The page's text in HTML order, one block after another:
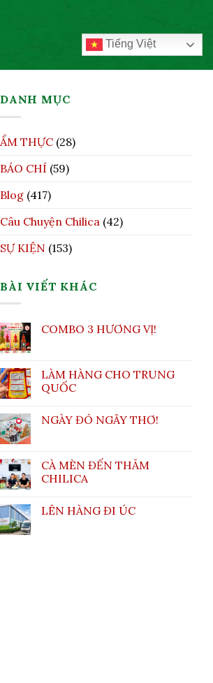
Tiếng Việt
DANH MỤC
ẨM THỰC (28)
BÁO CHÍ (59)
Blog (417)
Câu Chuyện Chilica (42)
SỰ KIỆN (153)
BÀI VIẾT KHÁC
COMBO 3 HƯƠNG VỊ!
LÀM HÀNG CHO TRUNG
QUỐC
NGÀY ĐÓ NGÂY THƠ!
CÀ MÈN ĐẾN THĂM
CHILICA
LÊN HÀNG ĐI ÚC